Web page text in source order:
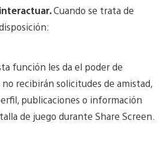
Cuando se trata de
función les da el poder de
recibirán solicitudes de amistad,
publicaciones o información
de juego durante Share Screen.